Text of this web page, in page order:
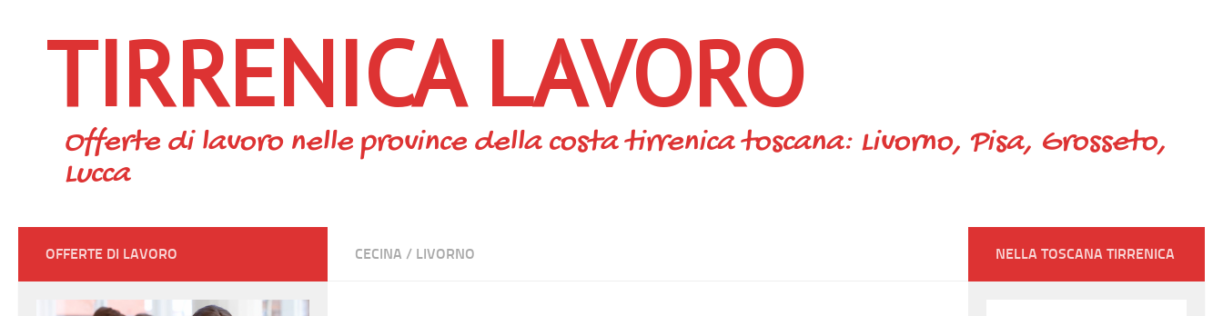
TIRRENICA LAVORO
Offerte di lavoro nelle province della costa tirrenica toscana: Livorno, Pisa, Grosseto,
Lucca
CECINA / LIVORNO
OFFERTE DI LAVORO NELLA TOSCANA TIRRENICA